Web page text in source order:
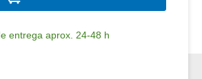
entrega aprox. 24-48 h